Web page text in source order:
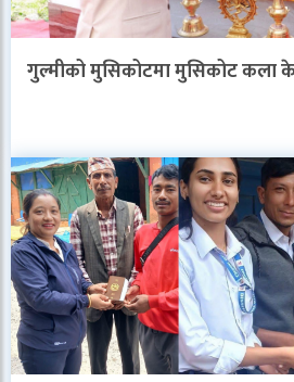
गुल्मीको मुसिकोटमा मुसिकोट कला